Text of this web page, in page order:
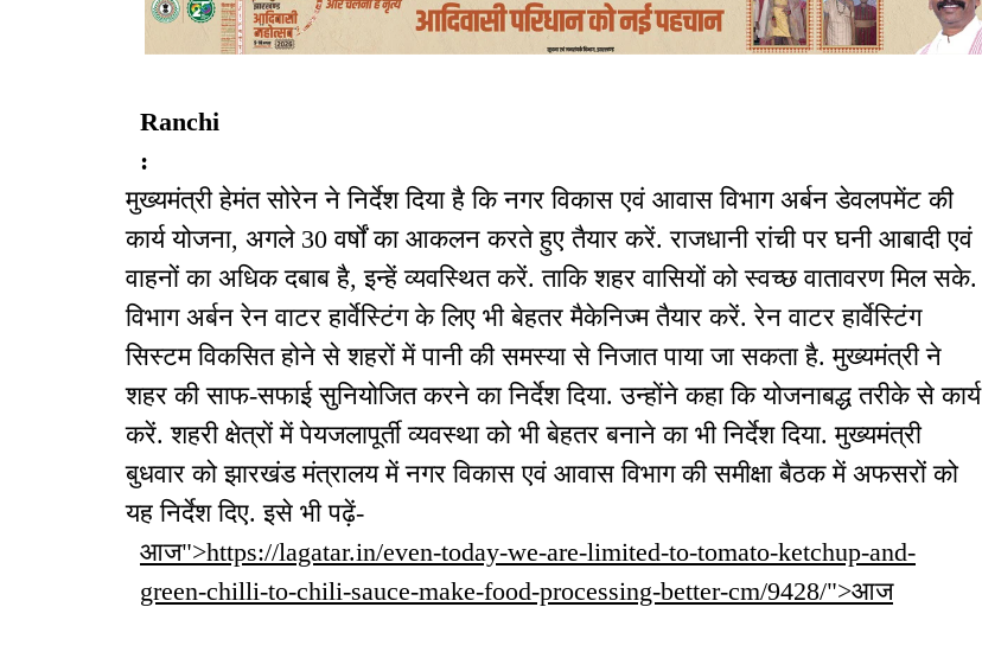
Ranchi
:
मुख्यमंत्री हेमंत सोरेन ने निर्देश दिया है कि नगर विकास एवं आवास विभाग अर्बन डेवलपमेंट की
कार्य योजना, अगले 30 वर्षों का आकलन करते हुए तैयार करें. राजधानी रांची पर घनी आबादी एवं
वाहनों का अधिक दबाब है, इन्हें व्यवस्थित करें. ताकि शहर वासियों को स्वच्छ वातावरण मिल सके.
विभाग अर्बन रेन वाटर हार्वेस्टिंग के लिए भी बेहतर मैकेनिज्म तैयार करें. रेन वाटर हार्वेस्टिंग
सिस्टम विकसित होने से शहरों में पानी की समस्या से निजात पाया जा सकता है. मुख्यमंत्री ने
शहर की साफ-सफाई सुनियोजित करने का निर्देश दिया. उन्होंने कहा कि योजनाबद्ध तरीके से कार्य
करें. शहरी क्षेत्रों में पेयजलापूर्ती व्यवस्था को भी बेहतर बनाने का भी निर्देश दिया. मुख्यमंत्री
बुधवार को झारखंड मंत्रालय में नगर विकास एवं आवास विभाग की समीक्षा बैठक में अफसरों को
यह निर्देश दिए. इसे भी पढ़ें-
आज">https://lagatar.in/even-today-we-are-limited-to-tomato-ketchup-and-
green-chilli-to-chili-sauce-make-food-processing-better-cm/9428/">आज